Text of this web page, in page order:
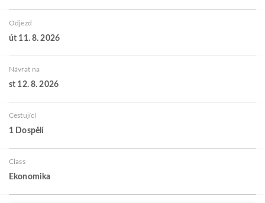
Odjezd
út 11. 8. 2026
Návrat na
st 12. 8. 2026
Cestující
1 Dospělí
Class
Ekonomika